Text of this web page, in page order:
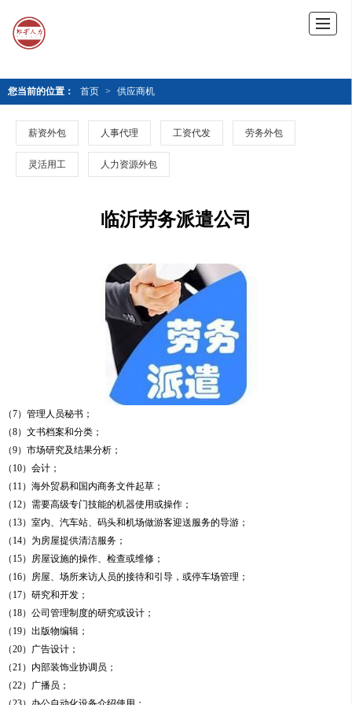
您当前的位置： 首页 > 供应商机
薪资外包 人事代理 工资代发 劳务外包
灵活用工 人力资源外包
临沂劳务派遣公司
（7）管理人员秘书；
（8）文书档案和分类；
（9）市场研究及结果分析；
（10）会计；
（11）海外贸易和国内商务文件起草；
（12）需要高级专门技能的机器使用或操作；
（13）室内、汽车站、码头和机场做游客迎送服务的导游；
（14）为房屋提供清洁服务；
（15）房屋设施的操作、检查或维修；
（16）房屋、场所来访人员的接待和引导，或停车场管理；
（17）研究和开发；
（18）公司管理制度的研究或设计；
（19）出版物编辑；
（20）广告设计；
（21）内部装饰业协调员；
（22）广播员；